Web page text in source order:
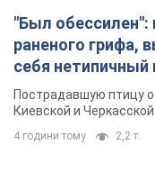
"Был обессилен":
раненого грифа,
себя
Пострадавшую птицу
Киевской и
4 години тому 2,2 т.